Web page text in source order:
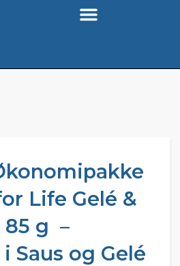
Life Gelé &
85 g –
Saus og Gelé